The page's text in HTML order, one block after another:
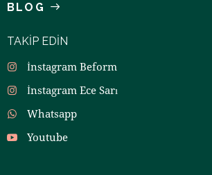
BLOG
TAKIP EDIN
İnstagram Beform
İnstagram Ece Sarı
Whatsapp
Youtube